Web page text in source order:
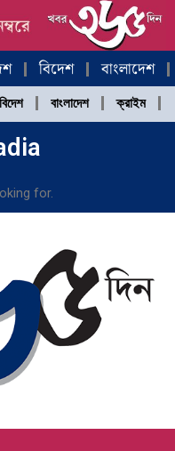
বিদেশ বাংলাদেশ
বিদেশ বাংলাদেশ ক্রাইম
for.